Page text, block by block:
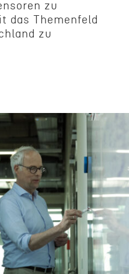
zu
das Themen­feld
zu